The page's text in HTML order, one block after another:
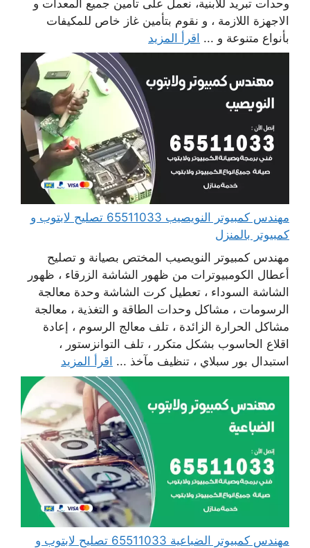
وحدات تبريد للابنية، نعمل على تأمين جميع المعدات و
الاجهزة اللازمة ، و نقوم بتأمين غاز خاص للمكيفات
بأنواع متنوعة و ... اقرأ المزيد
مهندس كمبيوتر النويصيب 65511033 تصليح لابتوب و
كمبيوتر بالمنزل
مهندس كمبيوتر النويصيب المختص بصيانة و تصليح
أعطال الكومبيوترات من ظهور الشاشة الزرقاء ، ظهور
الشاشة السوداء ، تعطيل كرت الشاشة وحدة معالجة
الرسومات ، مشاكل وحدات الطاقة و التغذية ، معالجة
مشاكل الحرارة الزائدة ، تلف معالج الرسوم ، إعادة
اقلاع الحاسوب بشكل متكرر ، تلف التوانزستور ،
استبدال بور سبلاي ، تنظيف مآخذ ... اقرأ المزيد
مهندس كمبيوتر الضباعية 65511033 تصليح لابتوب و